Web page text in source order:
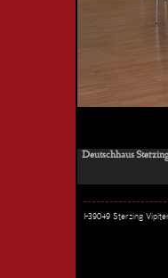
Deutschhaus
I-39049 Sterzing